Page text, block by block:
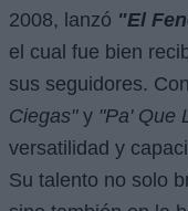
2008, lanzó "El
el cual fue bien
sus seguidores.
Ciegas"y "Pa' Que
versatilidad y
Su talento no solo